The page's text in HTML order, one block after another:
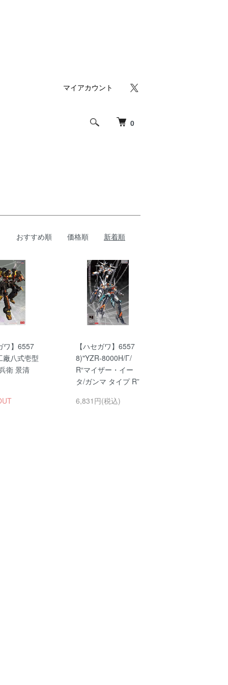
0
マイアカウント
おすすめ順 価格順 新着順
ワ】6557
廠八式壱型
衛 景清
【ハセガワ】6557
8)"YZR-8000H/Γ/
R“マイザー・イー
タ/ガンマ タイプ R”
6,831円(税込)